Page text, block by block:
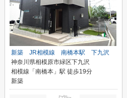
新築 JR相模線 南橋本駅 下九沢
神奈川県相模原市緑区下九沢
相模線「南橋本」駅 徒歩19分
新築